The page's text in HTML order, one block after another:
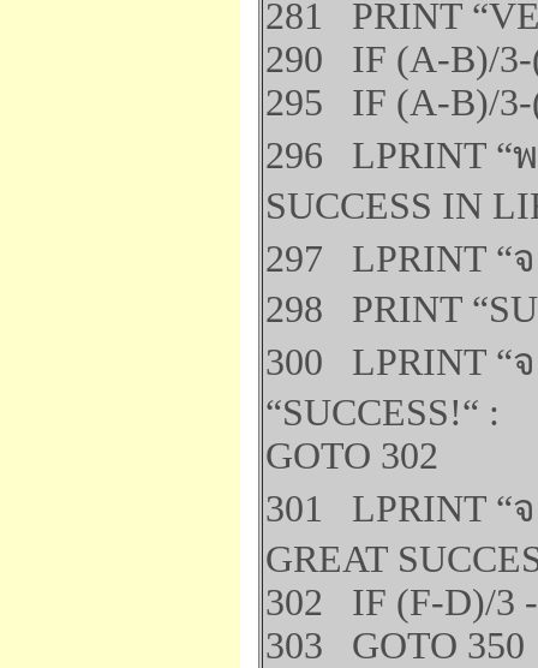
281 PRINT
290 IF (A-B)/3-
295 IF (A-B)/3-
296 LPRINT “
SUCCESS IN
297 LPRINT “
298 PRINT
300 LPRINT “
“SUCCESS!“ :
GOTO 302
301 LPRINT “
GREAT
302 IF (F-D)/3
303 GOTO 350